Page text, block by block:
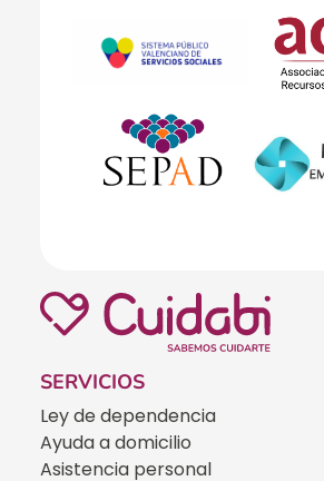
SERVICIOS
Ley de dependencia
Ayuda a domicilio
Asistencia personal